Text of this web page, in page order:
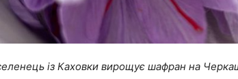
із Каховки вирощує шафран на